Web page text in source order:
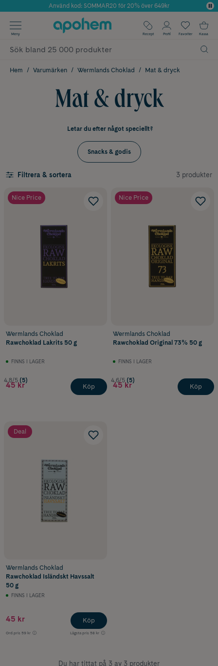
Årets Butik 2025 inom Skönhet
Använd kod: SOMMAR20 för 20% över 649kr
✓ Fri frakt
✓ Poäng på alla köp*
Meny Recept Profil Favoriter Kassa
Hem Varumärken Wermlands Choklad Mat & dryck
Mat & dryck
Letar du efter något speciellt?
Snacks & godis
Filtrera & sortera 3 produkter
Nice Price
Wermlands Choklad
Rawchoklad Lakrits 50 g
FINNS I LAGER
4.8/5 (5)
45 kr Köp
Nice Price
Wermlands Choklad
Rawchoklad Original 73% 50 g
FINNS I LAGER
4.6/5 (5)
45 kr Köp
Deal
Wermlands Choklad
Rawchoklad Isländskt Havssalt
50 g
FINNS I LAGER
45 kr
Ord.pris 59 kr Lägsta pris 58 kr
Köp
Du har tittat på 3 av 3 produkter